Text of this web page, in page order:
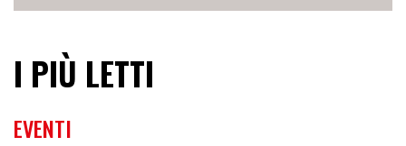
I PIÙ LETTI
EVENTI